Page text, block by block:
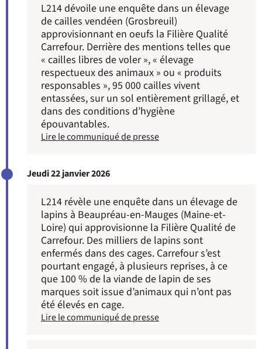
L214 dévoile une enquête dans un élevage
de cailles vendéen (Grosbreuil)
approvisionnant en oeufs la Filière Qualité
Carrefour. Derrière des mentions telles que
« cailles libres de voler », « élevage
respectueux des animaux » ou « produits
responsables », 95 000 cailles vivent
entassées, sur un sol entièrement grillagé, et
dans des conditions d’hygiène
épouvantables.
Lire le communiqué de presse
Jeudi 22 janvier 2026
L214 révèle une enquête dans un élevage de
lapins à Beaupréau-en-Mauges (Maine-et-
Loire) qui approvisionne la Filière Qualité de
Carrefour. Des milliers de lapins sont
enfermés dans des cages. Carrefour s’est
pourtant engagé, à plusieurs reprises, à ce
que 100 % de la viande de lapin de ses
marques soit issue d’animaux qui n’ont pas
été élevés en cage.
Lire le communiqué de presse